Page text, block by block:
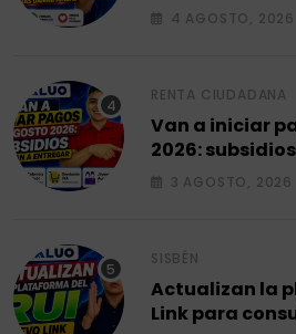
4 AGOSTO, 2026
RENTA CIUDADANA
Van a iniciar
2026:
entregar.
3 AGOSTO, 2026
SISBÉN
Actualizan la
Link para